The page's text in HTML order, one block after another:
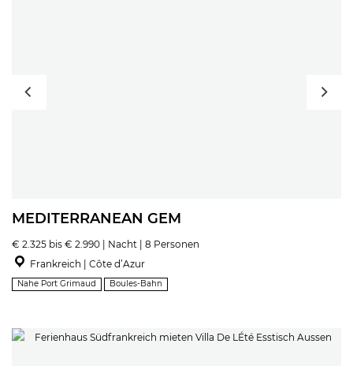
MEDITERRANEAN GEM
€ 2.325 bis € 2.990 | Nacht | 8 Personen
Frankreich | Côte d’Azur
Nahe Port Grimaud Boules-Bahn